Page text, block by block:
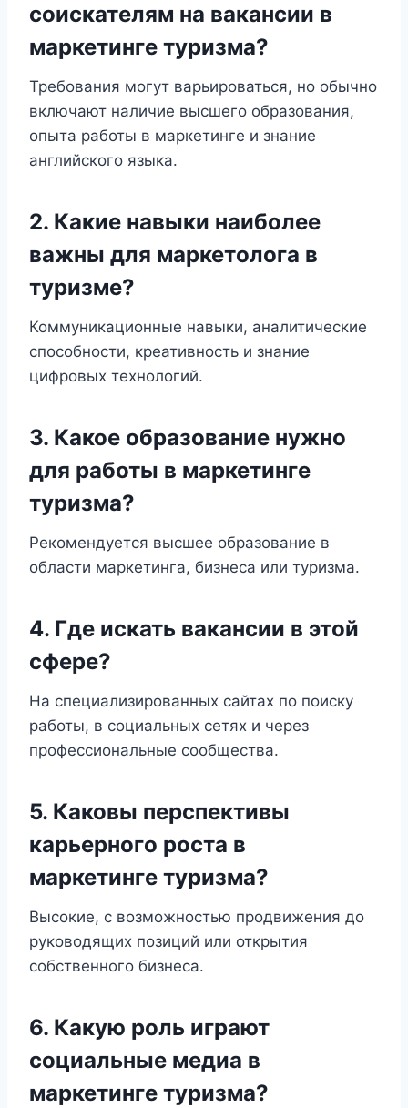
соискателям на вакансии в
маркетинге туризма?
Требования могут варьироваться, но обычно
включают наличие высшего образования,
опыта работы в маркетинге и знание
английского языка.
2. Какие навыки наиболее
важны для маркетолога в
туризме?
Коммуникационные навыки, аналитические
способности, креативность и знание
цифровых технологий.
3. Какое образование нужно
для работы в маркетинге
туризма?
Рекомендуется высшее образование в
области маркетинга, бизнеса или туризма.
4. Где искать вакансии в этой
сфере?
На специализированных сайтах по поиску
работы, в социальных сетях и через
профессиональные сообщества.
5. Каковы перспективы
карьерного роста в
маркетинге туризма?
Высокие, с возможностью продвижения до
руководящих позиций или открытия
собственного бизнеса.
6. Какую роль играют
социальные медиа в
маркетинге туризма?